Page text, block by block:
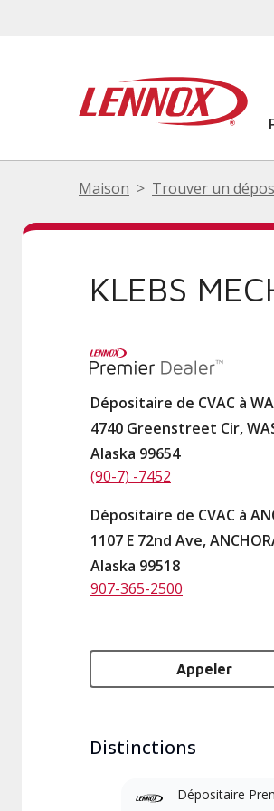
Maison Trouver un
KLEBS
Dépositaire de CVAC à
4740 Greenstreet Cir,
Alaska 99654
(90-7) -7452
Dépositaire de CVAC à
1107 E 72nd Ave,
Alaska 99518
907-365-2500
Appeler
Distinctions
Dépositaire